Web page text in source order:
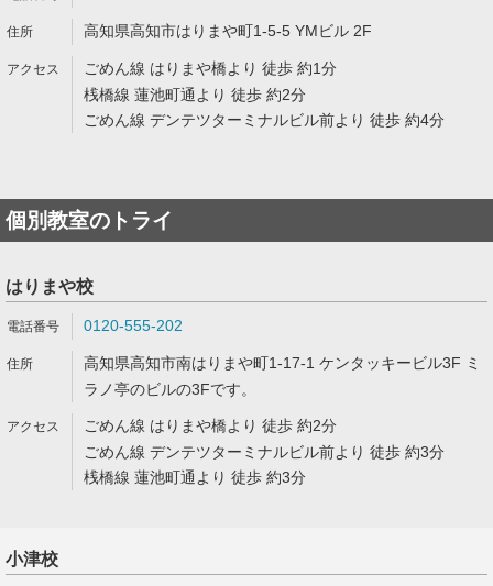
高知県高知市はりまや町1-5-5 YMビル 2F
ごめん線 はりまや橋より 徒歩 約1分
桟橋線 蓮池町通より 徒歩 約2分
ごめん線 デンテツターミナルビル前より 徒歩 約4分
個別教室のトライ
はりまや校
0120-555-202
高知県高知市南はりまや町1-17-1 ケンタッキービル3F ミ
ラノ亭のビルの3Fです。
ごめん線 はりまや橋より 徒歩 約2分
ごめん線 デンテツターミナルビル前より 徒歩 約3分
桟橋線 蓮池町通より 徒歩 約3分
小津校